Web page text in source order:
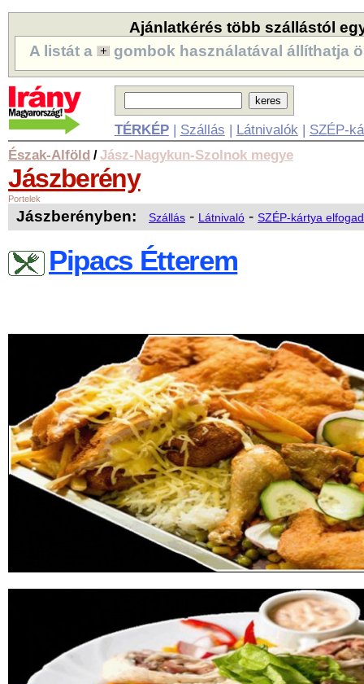
Ajánlatkérés több szállástól
A listát a
gombok használatával állíthatja
TÉRKÉP| Szállás | Látnivalók | SZÉP-
Észak-Alföld /Jász-Nagykun-Szolnok megye
Jászberény
Portelek
Jászberényben: Szállás - Látnivaló - SZÉP-kártya
Pipacs Étterem